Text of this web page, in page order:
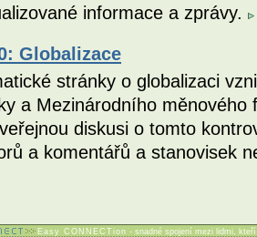
informace a zprávy.
Globalizace
stránky o globalizaci
a Mezinárodního
diskusi o tomto
a komentářů a stanovisek
Easy CONNECTion - snadné spojení mezi lidmi,